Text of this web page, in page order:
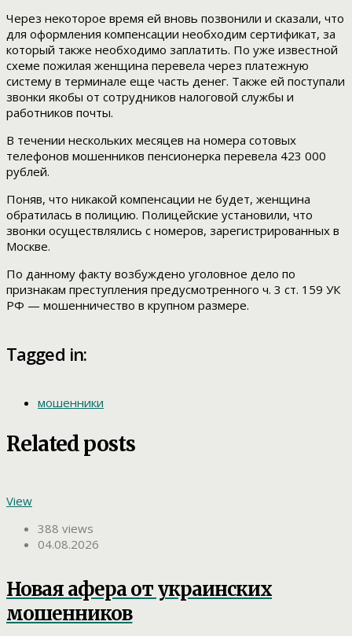
Через некоторое время ей вновь позвонили и сказали, что
для оформления компенсации необходим сертификат, за
который также необходимо заплатить. По уже известной
схеме пожилая женщина перевела через платежную
систему в терминале еще часть денег. Также ей поступали
звонки якобы от сотрудников налоговой службы и
работников почты.
В течении нескольких месяцев на номера сотовых
телефонов мошенников пенсионерка перевела 423 000
рублей.
Поняв, что никакой компенсации не будет, женщина
обратилась в полицию. Полицейские установили, что
звонки осуществлялись с номеров, зарегистрированных в
Москве.
По данному факту возбуждено уголовное дело по
признакам преступления предусмотренного ч. 3 ст. 159 УК
РФ — мошенничество в крупном размере.
Tagged in:
мошенники
Related posts
View
388 views
04.08.2026
Новая афера от украинских
мошенников